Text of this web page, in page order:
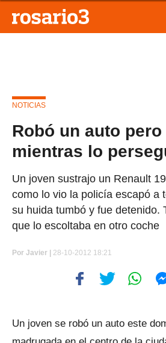
NOTICIAS
Robó un auto
mientras lo
Un joven sustrajo un Renault
como lo vio la policía escapó a
su huida tumbó y fue detenido.
que lo escoltaba en otro coche
Por Javier | 28-10-2012 18:21
Un joven se robó un auto este